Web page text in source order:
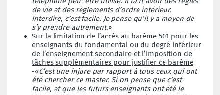
de vie et des règlements d’ordre intérieur.
Interdire, c’est facile. Je pense qu’il y a moyen de
s’y prendre autrement.»
Sur la limitation de l’accès au barème 501 pour les
enseignants du fondamental ou du degré inférieur
de l’enseignement secondaire et l’imposition de
tâches supplémentaires pour justifier ce barème
-«C’est une injure par rapport à tous ceux qui ont
été chercher ce master. Si on pense que c’est
facile, et que les futurs enseignants ont été le